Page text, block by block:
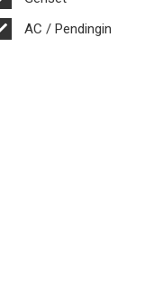
AC / Pendingin